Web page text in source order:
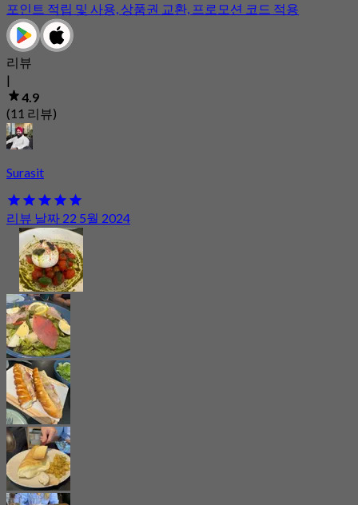
포인트 적립 및 사용, 상품권 교환, 프로모션 코드 적용
리뷰
|
4.9
(11 리뷰)
Surasit
리뷰 날짜 22 5월 2024